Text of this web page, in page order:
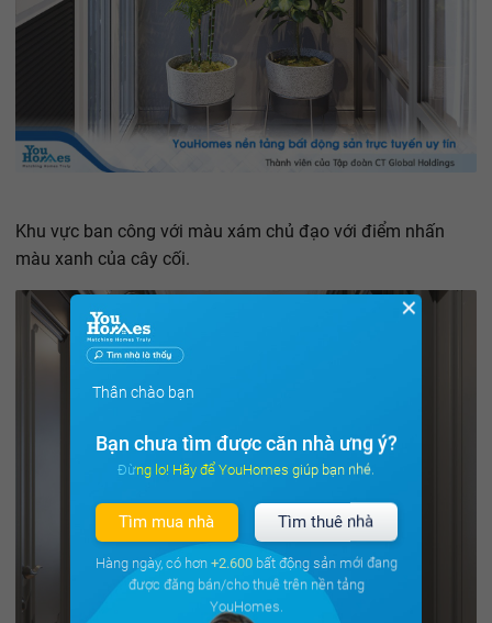
Khu vực ban công với màu xám chủ đạo với điểm nhấn
màu xanh của cây cối.
✕
Thân chào bạn
Bạn chưa tìm được căn nhà ưng ý?
Đừng lo! Hãy để YouHomes giúp bạn nhé.
Tìm mua nhà Tìm thuê nhà
Hàng ngày, có hơn +2.600bất động sản mới đang
được đăng bán/cho thuê trên nền tảng
YouHomes.